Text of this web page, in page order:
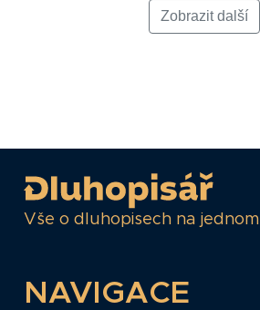
Zobrazit další
Vše o dluhopisech na
NAVIGACE